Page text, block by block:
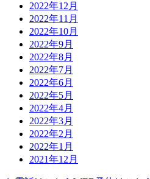
2022年12月
2022年11月
2022年10月
2022年9月
2022年8月
2022年7月
2022年6月
2022年5月
2022年4月
2022年3月
2022年2月
2022年1月
2021年12月